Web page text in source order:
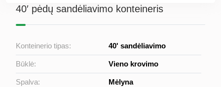
40′ pėdų sandėliavimo konteineris
Konteinerio tipas: 40' sandėliavimo
Būklė: Vieno krovimo
Spalva: Mėlyna